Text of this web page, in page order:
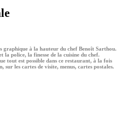
graphique à la hauteur du chef Benoît Sarthou.
la police, la finesse de la cuisine du chef.
tout est possible dans ce restaurant, à la fois
sur les cartes de visite, menus, cartes postales.